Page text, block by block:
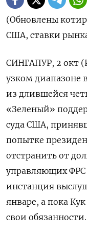
(Обновлены
США, ставки
СИНГАПУР, 2 окт
узком диапазоне
из длившейся
«Зеленый»
суда США,
попытке
отстранить от
управляющих ФРС
инстанция
январе, а пока
свои обязанности.